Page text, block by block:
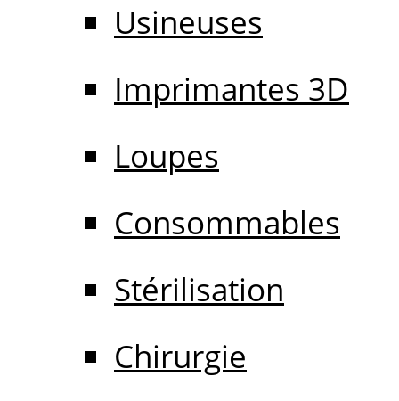
Usineuses
Imprimantes 3D
Loupes
Consommables
Stérilisation
Chirurgie